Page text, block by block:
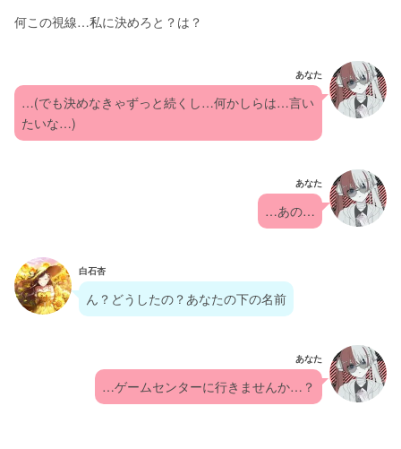
何この視線…私に決めろと？は？
あなた
…(でも決めなきゃずっと続くし…何かしらは…言い
たいな…)
あなた
…あの…
白石杏
ん？どうしたの？あなたの下の名前
あなた
…ゲームセンターに行きませんか…？